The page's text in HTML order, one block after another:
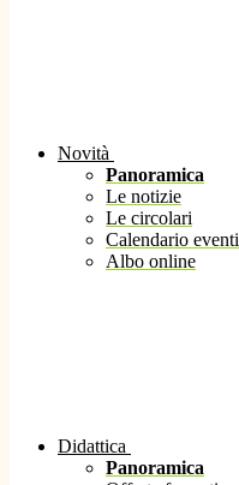
Novità
Panoramica
Le notizie
Le circolari
Calendario eventi
Albo online
Didattica
Panoramica